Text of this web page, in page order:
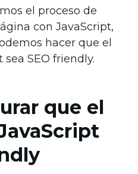
el proceso de
con JavaScript,
hacer que el
SEO friendly.
que el